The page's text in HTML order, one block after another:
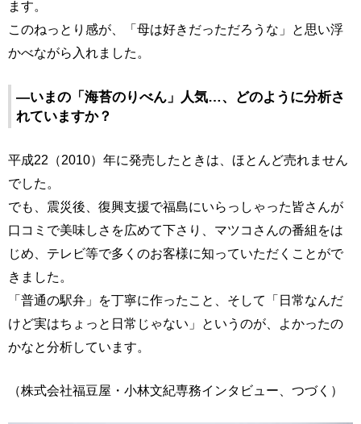
ます。
このねっとり感が、「母は好きだっただろうな」と思い浮
かべながら入れました。
―いまの「海苔のりべん」人気…、どのように分析さ
れていますか？
平成22（2010）年に発売したときは、ほとんど売れません
でした。
でも、震災後、復興支援で福島にいらっしゃった皆さんが
口コミで美味しさを広めて下さり、マツコさんの番組をは
じめ、テレビ等で多くのお客様に知っていただくことがで
きました。
「普通の駅弁」を丁寧に作ったこと、そして「日常なんだ
けど実はちょっと日常じゃない」というのが、よかったの
かなと分析しています。
（株式会社福豆屋・小林文紀専務インタビュー、つづく）